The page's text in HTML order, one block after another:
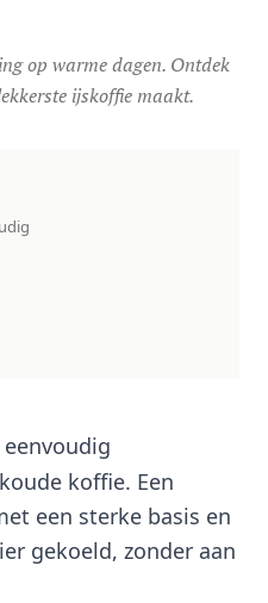
op warme dagen. Ontdek
ijskoffie maakt.
koffie. Een
een sterke basis en
gekoeld, zonder aan